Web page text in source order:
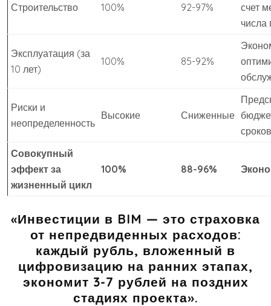
Строительство 100% 92-97%
счет
числа
Эксплуатация (за
10 лет)
100% 85-92%
Риски и
неопределенность
Высокие Сниженные
сроков
Совокупный
эффект за
жизненный цикл
100% 88-96%
«Инвестиции в BIM — это страховка
от непредвиденных расходов:
каждый рубль, вложенный в
цифровизацию на ранних этапах,
экономит 3-7 рублей на поздних
стадиях проекта».